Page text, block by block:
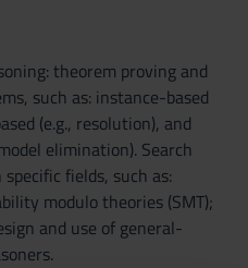
theorem proving and
such as: instance-based
(e.g., resolution), and
elimination). Search
fields, such as:
modulo theories (SMT);
and use of general-